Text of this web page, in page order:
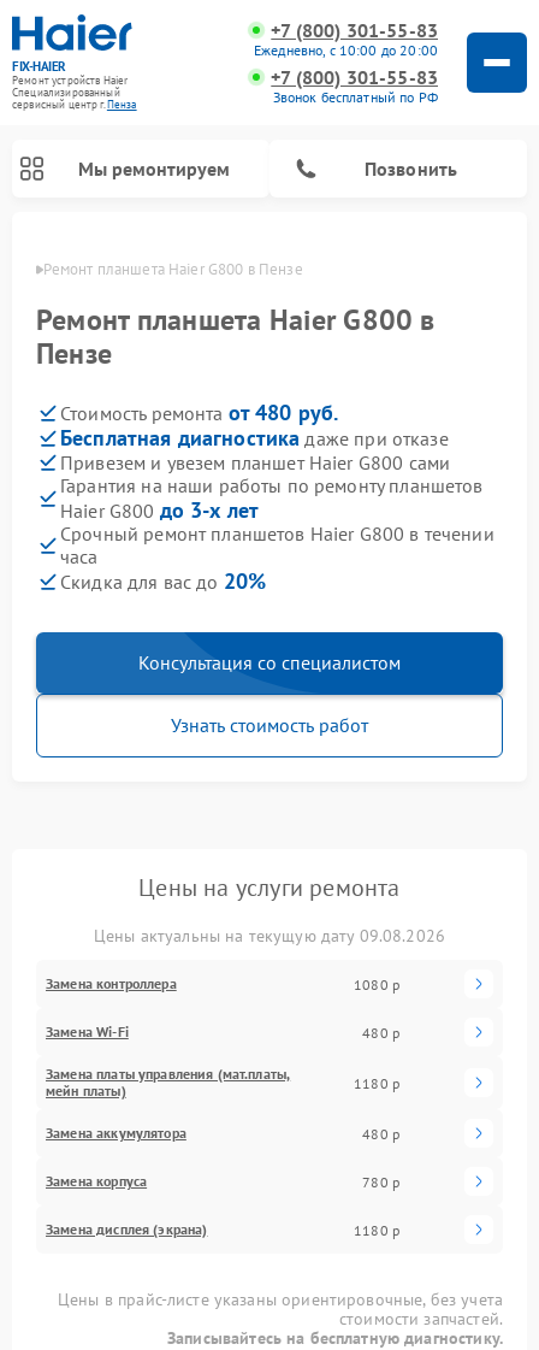
FIX-HAIER
Ремонт устройств Haier
Специализированный
cервисный центр г.Пенза
+7 (800) 301-55-83
Ежедневно, с 10:00 до 20:00
+7 (800) 301-55-83
Звонок бесплатный по РФ
Мы ремонтируем Позвонить
Ремонт планшета Haier G800 в Пензе
Ремонт планшета Haier G800 в
Пензе
Стоимость ремонта от 480 руб.
Бесплатная диагностика даже при отказе
Привезем и увезем планшет Haier G800 сами
Гарантия на наши работы по ремонту планшетов
Haier G800 до 3-х лет
Срочный ремонт планшетов Haier G800 в течении
часа
Скидка для вас до 20%
Консультация со специалистом
Узнать стоимость работ
Цены на услуги ремонта
Цены актуальны на текущую дату 09.08.2026
Замена контроллера 1080 р
Замена Wi-Fi 480 р
Замена платы управления (мат.платы,
мейн платы)
1180 р
Замена аккумулятора 480 р
Замена корпуса 780 р
Замена дисплея (экрана) 1180 р
Цены в прайс-листе указаны ориентировочные, без учета
стоимости запчастей.
Записывайтесь на бесплатную диагностику.